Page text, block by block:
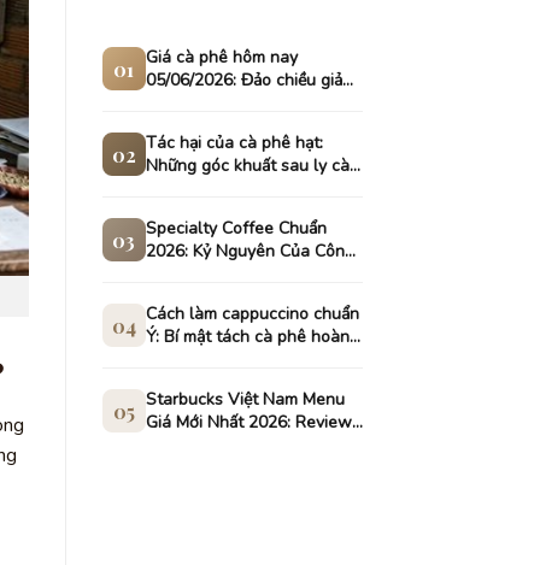
01 Giá cà phê hôm nay
05/06/2026: Đảo chiều giảm
02 Tác hại của cà phê hạt:
Những góc khuất sau ly cà
03 Specialty Coffee Chuẩn
2026: Kỷ Nguyên Của Công
04 Cách làm cappuccino chuẩn
Ý: Bí mật tách cà phê hoàn
05 Starbucks Việt Nam Menu
Giá Mới Nhất 2026: Review